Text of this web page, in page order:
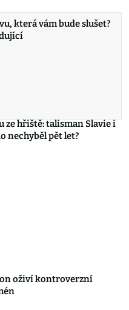
která vám bude slušet?
ze hřiště: talisman Slavie i
nechyběl pět let?
oživí kontroverzní